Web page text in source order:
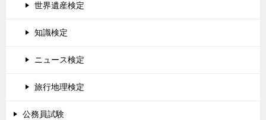
世界遺産検定
知識検定
ニュース検定
旅行地理検定
公務員試験